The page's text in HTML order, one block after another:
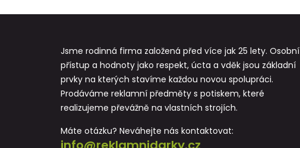
Jsme rodinná firma založená před více jak 25 lety. Osobní
přístup a hodnoty jako respekt, úcta a vděk jsou základní
prvky na kterých stavíme každou novou spolupráci.
Prodáváme reklamní předměty s potiskem, které
realizujeme převážně na vlastních strojích.
Máte otázku? Neváhejte nás kontaktovat: